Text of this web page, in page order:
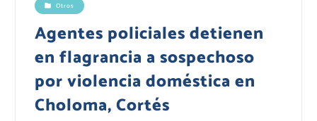
Otros
Agentes policiales detienen
en flagrancia a sospechoso
por violencia doméstica en
Choloma, Cortés